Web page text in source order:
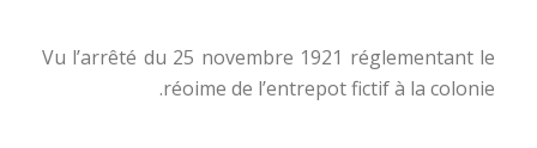
Vu l’arrêté du 25 novembre 1921 réglementant le
réoime de l’entrepot fictif à la colonie.